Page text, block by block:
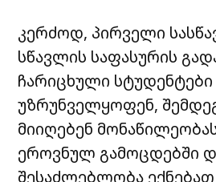
კერძოდ, პირველი
სწავლის საფასურის
ჩარიცხული
უზრუნველყოფენ,
მიიღებენ
ეროვნულ გამოცდებში
შესაძლებლობა